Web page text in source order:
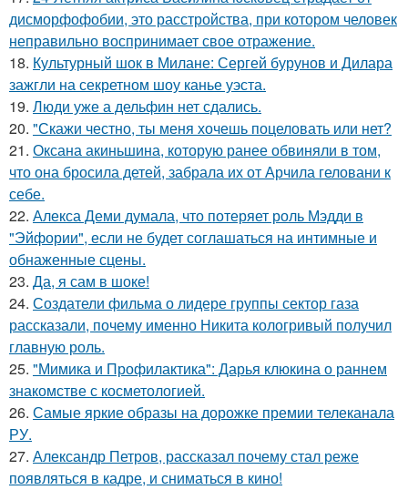
дисморфофобии, это расстройства, при котором человек
неправильно воспринимает свое отражение.
18. Культурный шок в Милане: Сергей бурунов и Дилара
зажгли на секретном шоу канье уэста.
19. Люди уже а дельфин нет сдались.
20. "Скажи честно, ты меня хочешь поцеловать или нет?
21. Оксана акиньшина, которую ранее обвиняли в том,
что она бросила детей, забрала их от Арчила геловани к
себе.
22. Алекса Деми думала, что потеряет роль Мэдди в
"Эйфории", если не будет соглашаться на интимные и
обнаженные сцены.
23. Да, я сам в шоке!
24. Создатели фильма о лидере группы сектор газа
рассказали, почему именно Никита кологривый получил
главную роль.
25. "Мимика и Профилактика": Дарья клюкина о раннем
знакомстве с косметологией.
26. Самые яркие образы на дорожке премии телеканала
РУ.
27. Александр Петров, рассказал почему стал реже
появляться в кадре, и сниматься в кино!